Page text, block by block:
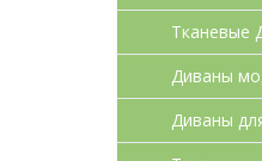
Тканевые
Диваны
Диваны